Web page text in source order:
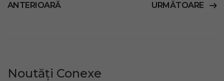
ANTERIOARĂ
URMĂTOARE
Noutăți Conexe